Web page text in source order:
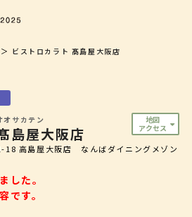
典
ビストロカラト 髙島屋大阪店
島屋大阪店
サカテン
18 高島屋大阪店 なんばダイニングメゾン
した。
です。
地図
アクセス